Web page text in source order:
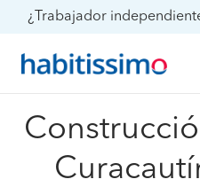
¿Trabajador